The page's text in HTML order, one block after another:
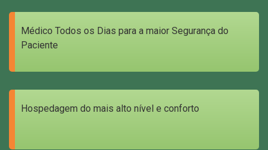
Médico Todos os Dias para a maior Segurança do
Paciente
Hospedagem do mais alto nível e conforto